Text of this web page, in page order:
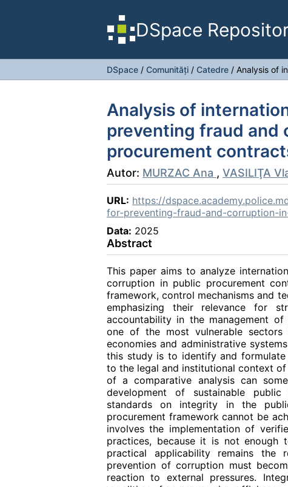
DSpace
DSpace / Comunități / Catedre / Analysis of
Analysis of
preventing fraud and
procurement
Autor: MURZAC Ana , VASILIŢA
URL: https://
for-preventing-fraud-and-corruption-
Data: 2025
Abstract
This paper aims to analyze
corruption in public procurement
framework, control mechanisms and
emphasizing their relevance for
accountability in the management
one of the most vulnerable
economies and administrative
this study is to identify and
to the legal and institutional context
of a comparative analysis can
development of sustainable
standards on integrity in the
procurement framework cannot be
involves the implementation of
practices, because it is not enough
practical applicability remains the
prevention of corruption must
reaction to external pressures.